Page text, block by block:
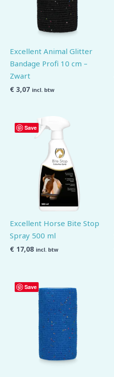
Excellent Animal Glitter
Bandage Profi 10 cm –
Zwart
€ 3,07 incl. btw
Save
Excellent Horse Bite Stop
Spray 500 ml
€ 17,08 incl. btw
Save